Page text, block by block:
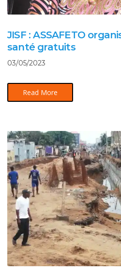
JISF : ASSAFETO
santé gratuits
03/05/2023
Read More